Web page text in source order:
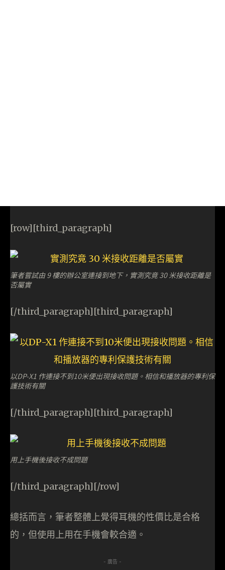
[row][third_paragraph]
筆者嘗試由 9 樓的辦公室連接到地下，實測究竟 30 米接收距離是
否屬實
[/third_paragraph][third_paragraph]
以DP-X1 作連接不到10米便出現接收問題。相信和播放器的專利保
護技術有關
[/third_paragraph][third_paragraph]
用上手機後接收不成問題
[/third_paragraph][/row]
總括而言，筆者整體上覺得耳機的性價比是合格
的，但使用上用在手機會較合適。
- 廣告 -